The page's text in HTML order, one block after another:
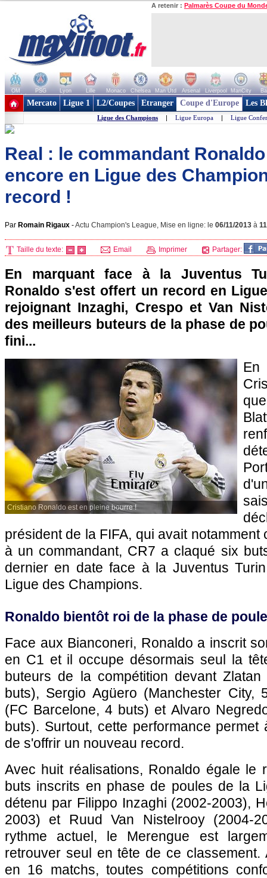
A retenir : Palmarès Coupe du
OM PSG Lyon Lille Monaco Chelsea Man Utd Arsenal Liverpool ManCity
+ de clubs
Mercato Ligue 1 L2/Coupes Etranger Coupe d'Europe Les
Ligue des Champions | Ligue Europa | Ligue
Real : le commandant
encore en Ligue des
record !
Par Romain Rigaux -Actu Champion's League, Mise en ligne: le 06/11/2013 à
Taille du texte: Email Imprimer Partager:
En marquant face à la Juventus
Ronaldo s'est offert un record en
rejoignant Inzaghi, Crespo et Van
des meilleurs buteurs de la phase de
fini...
Cristiano Ronaldo est en pleine bourre !
président de la FIFA, qui avait notamment
à un commandant, CR7 a claqué six
dernier en date face à la Juventus
Ligue des Champions.
Ronaldo bientôt roi de la phase de
Face aux Bianconeri, Ronaldo a inscrit
en C1 et il occupe désormais seul la
buteurs de la compétition devant Zlatan
buts), Sergio Agüero (Manchester City,
(FC Barcelone, 4 buts) et Alvaro
buts). Surtout, cette performance permet
de s'offrir un nouveau record.
Avec huit réalisations, Ronaldo égale le
buts inscrits en phase de poules de la
détenu par Filippo Inzaghi (2002-2003),
2003) et Ruud Van Nistelrooy (2004-
rythme actuel, le Merengue est
retrouver seul en tête de ce classement.
en 16 matchs, toutes compétitions